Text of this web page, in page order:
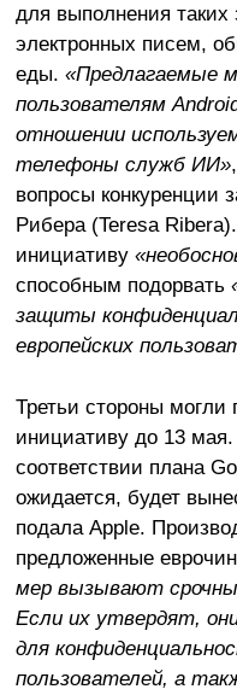
для выполнения таких
электронных писем,
еды. «Предлагаемые
пользователям
отношении
телефоны служб ИИ»
вопросы конкуренции
Рибера (Teresa
инициативу
способным подорвать
защиты
европейских
Третьи стороны могли
инициативу до 13
соответствии плана
ожидается, будет
подала Apple.
предложенные
мер вызывают
Если их утвердят,
для
пользователей, а